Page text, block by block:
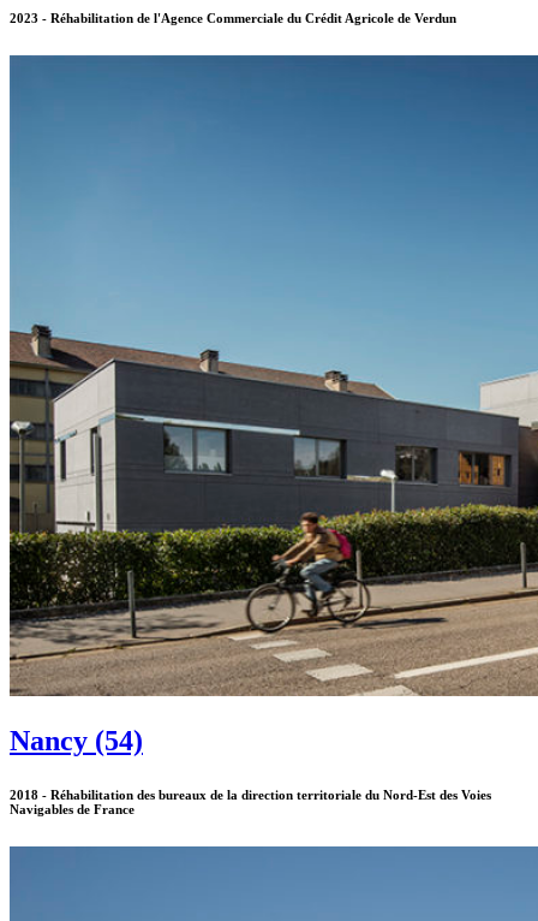
2023 - Réhabilitation de l'Agence Commerciale du Crédit Agricole de Verdun
Nancy (54)
2018 - Réhabilitation des bureaux de la direction territoriale du Nord-Est des Voies
Navigables de France